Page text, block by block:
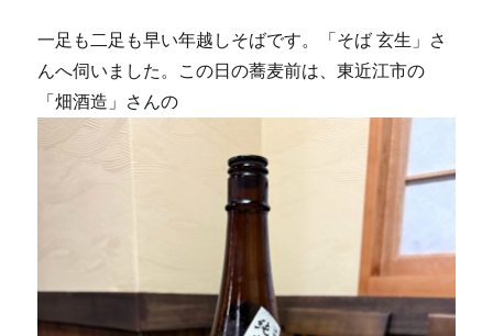
一足も二足も早い年越しそばです。「そば 玄生」さ
んへ伺いました。この日の蕎麦前は、東近江市の
「畑酒造」さんの